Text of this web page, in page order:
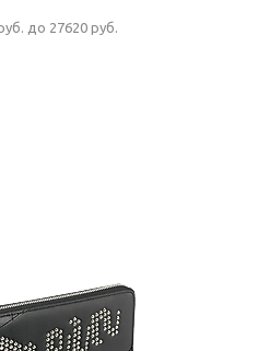
до 27620 руб.